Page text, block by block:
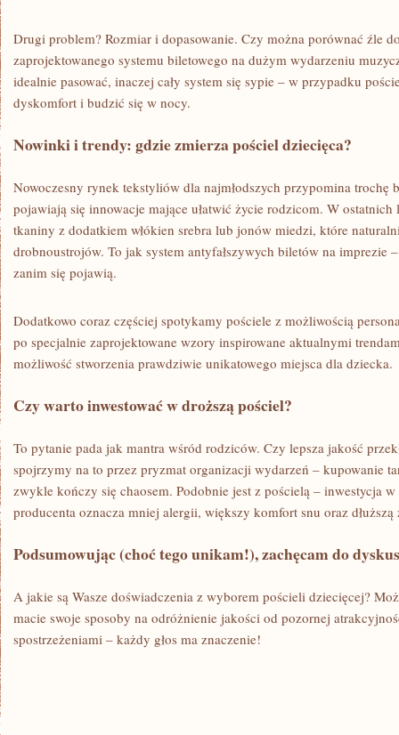
Drugi problem? Rozmiar i dopasowanie. Czy można porównać źle
zaprojektowanego systemu biletowego na dużym wydarzeniu
idealnie pasować, inaczej cały system się sypie – w przypadku
dyskomfort i budzić się w nocy.
Nowinki i trendy: gdzie zmierza pościel dziecięca?
Nowoczesny rynek tekstyliów dla najmłodszych przypomina trochę
pojawiają się innowacje mające ułatwić życie rodzicom. W
tkaniny z dodatkiem włókien srebra lub jonów miedzi, które
drobnoustrojów. To jak system antyfałszywych biletów na imprezie
zanim się pojawią.
Dodatkowo coraz częściej spotykamy pościele z możliwością
po specjalnie zaprojektowane wzory inspirowane aktualnymi
możliwość stworzenia prawdziwie unikatowego miejsca dla dziecka.
Czy warto inwestować w droższą pościel?
To pytanie pada jak mantra wśród rodziców. Czy lepsza jakość
spojrzymy na to przez pryzmat organizacji wydarzeń – kupowanie
zwykle kończy się chaosem. Podobnie jest z pościelą – inwestycja w
producenta oznacza mniej alergii, większy komfort snu oraz
Podsumowując (choć tego unikam!), zachęcam do
A jakie są Wasze doświadczenia z wyborem pościeli dziecięcej?
macie swoje sposoby na odróżnienie jakości od pozornej
spostrzeżeniami – każdy głos ma znaczenie!